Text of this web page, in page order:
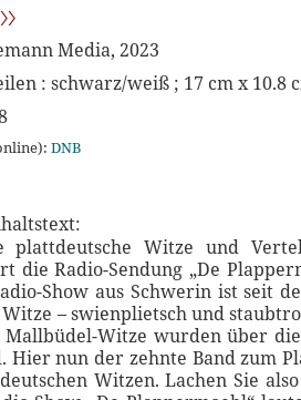
Media, 2023
: schwarz/weiß ; 17 cm x 10.8
DNB
plattdeutsche Witze und
Radio-Sendung „De
Show aus Schwerin ist seit
– swienplietsch und
Witze wurden über
nun der zehnte Band zum
Witzen. Lachen Sie